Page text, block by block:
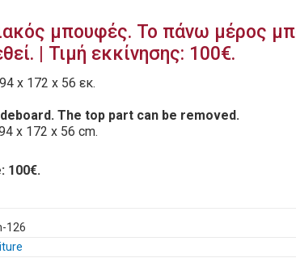
μπουφές. Το πάνω μέρος
| Τιμή εκκίνησης: 100€.
x 172 x 56 εκ.
The top part can be removed.
x 172 x 56 cm.
100€.
126